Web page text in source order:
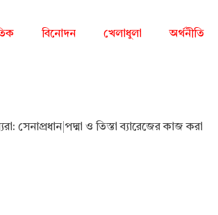
বিনোদন খেলাধুলা অর্থনীতি
সেনাপ্রধান |পদ্মা ও তিস্তা ব্যারেজের কাজ করা